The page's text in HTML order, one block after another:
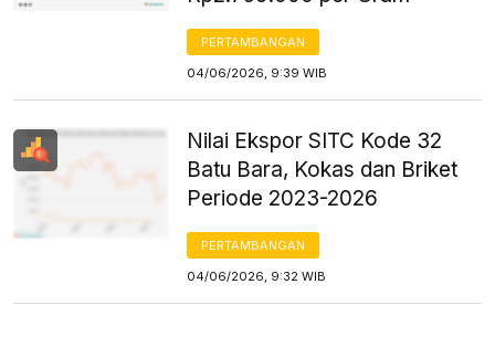
PERTAMBANGAN
04/06/2026, 9:39 WIB
Nilai Ekspor SITC Kode 32
Batu Bara, Kokas dan Briket
Periode 2023-2026
PERTAMBANGAN
04/06/2026, 9:32 WIB